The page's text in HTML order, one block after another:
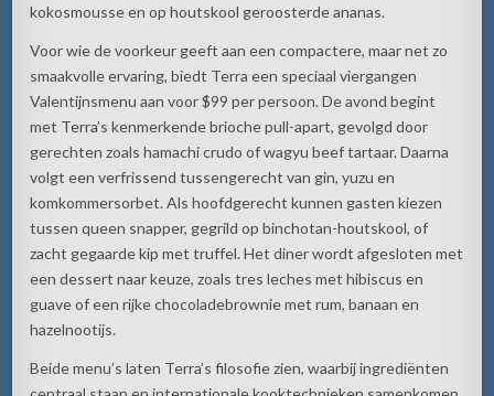
kokosmousse en op houtskool geroosterde ananas.
Voor wie de voorkeur geeft aan een compactere, maar net zo
smaakvolle ervaring, biedt Terra een speciaal viergangen
Valentijnsmenu aan voor $99 per persoon. De avond begint
met Terra’s kenmerkende brioche pull-apart, gevolgd door
gerechten zoals hamachi crudo of wagyu beef tartaar. Daarna
volgt een verfrissend tussengerecht van gin, yuzu en
komkommersorbet. Als hoofdgerecht kunnen gasten kiezen
tussen queen snapper, gegrild op binchotan-houtskool, of
zacht gegaarde kip met truffel. Het diner wordt afgesloten met
een dessert naar keuze, zoals tres leches met hibiscus en
guave of een rijke chocoladebrownie met rum, banaan en
hazelnootijs.
Beide menu’s laten Terra’s filosofie zien, waarbij ingrediënten